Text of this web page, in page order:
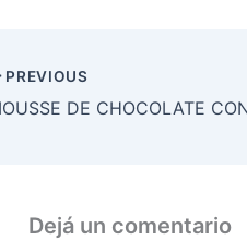
PREVIOUS
Dejá un comentario